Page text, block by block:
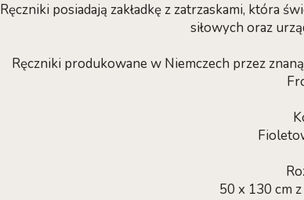
Ręczniki posiadają zakładkę z zatrzaskami, która
siłowych oraz
Ręczniki produkowane w Niemczech przez
50 x 130 cm z